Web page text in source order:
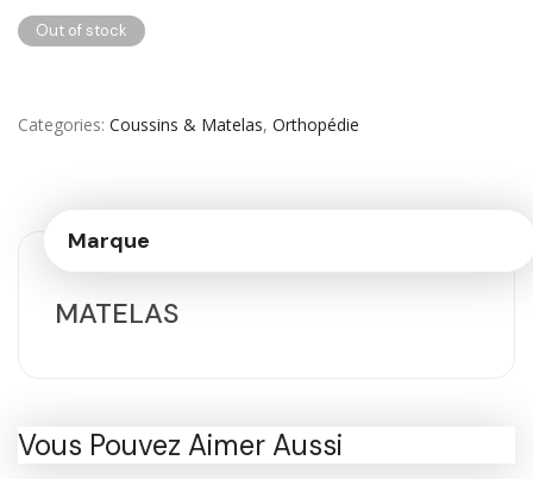
Out of stock
Categories Coussins & Matelas, Orthopédie
Marque
MATELAS
Vous Pouvez Aimer Aussi